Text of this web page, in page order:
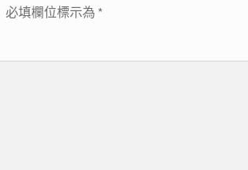
必填欄位標示為 *